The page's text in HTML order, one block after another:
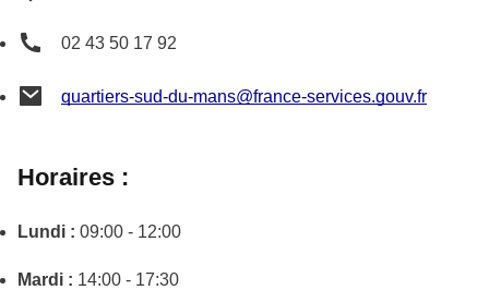
02 43 50 17 92
quartiers-sud-du-mans@france-services.gouv.fr
Horaires :
Lundi : 09:00 - 12:00
Mardi : 14:00 - 17:30